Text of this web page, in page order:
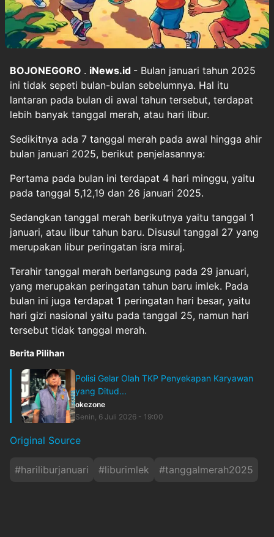
BOJONEGORO . iNews.id - Bulan januari tahun 2025
ini tidak sepeti bulan-bulan sebelumnya. Hal itu
lantaran pada bulan di awal tahun tersebut, terdapat
lebih banyak tanggal merah, atau hari libur.
Sedikitnya ada 7 tanggal merah pada awal hingga ahir
bulan januari 2025, berikut penjelasannya:
Pertama pada bulan ini terdapat 4 hari minggu, yaitu
pada tanggal 5,12,19 dan 26 januari 2025.
Sedangkan tanggal merah berikutnya yaitu tanggal 1
januari, atau libur tahun baru. Disusul tanggal 27 yang
merupakan libur peringatan isra miraj.
Terahir tanggal merah berlangsung pada 29 januari,
yang merupakan peringatan tahun baru imlek. Pada
bulan ini juga terdapat 1 peringatan hari besar, yaitu
hari gizi nasional yaitu pada tanggal 25, namun hari
tersebut tidak tanggal merah.
Berita Pilihan
Polisi Gelar Olah TKP Penyekapan Karyawan
yang Ditud...
okezone
Senin, 6 Juli 2026 - 19:00
Original Source
#hariliburjanuari #liburimlek #tanggalmerah2025